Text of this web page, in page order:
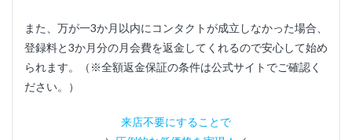
また、万が一3か月以内にコンタクトが成立しなかった場合、
登録料と3か月分の月会費を返金してくれるので安心して始め
られます。（※全額返金保証の条件は公式サイトでご確認く
ださい。）
来店不要にすることで